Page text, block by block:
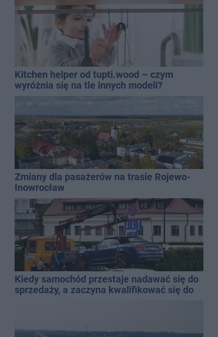
Kitchen helper od tupti.wood – czym
wyróżnia się na tle innych modeli?
Zmiany dla pasażerów na trasie Rojewo-
Inowrocław
Kiedy samochód przestaje nadawać się do
sprzedaży, a zaczyna kwalifikować się do